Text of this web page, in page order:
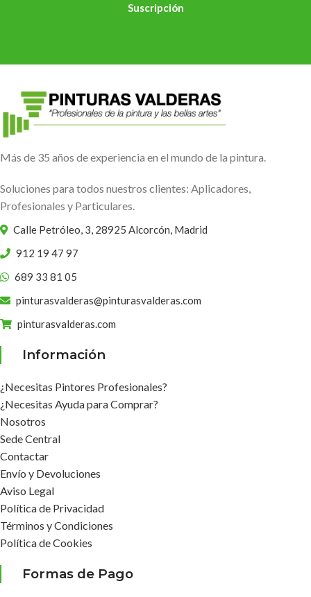
Suscripción
Más de 35 años de experiencia en el mundo de la pintura.
Soluciones para todos nuestros clientes: Aplicadores,
Profesionales y Particulares.
Calle Petróleo, 3, 28925 Alcorcón, Madrid
912 19 47 97
689 33 81 05
pinturasvalderas@pinturasvalderas.com
pinturasvalderas.com
Información
¿Necesitas Pintores Profesionales?
¿Necesitas Ayuda para Comprar?
Nosotros
Sede Central
Contactar
Envío y Devoluciones
Aviso Legal
Política de Privacidad
Términos y Condiciones
Política de Cookies
Formas de Pago